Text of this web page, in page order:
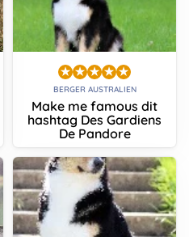
BERGER AUSTRALIEN
Make me famous dit
hashtag Des Gardiens
De Pandore